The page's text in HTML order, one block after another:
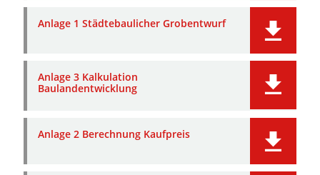
Anlage 1 Städtebaulicher Grobentwurf
Anlage 3 Kalkulation
Baulandentwicklung
Anlage 2 Berechnung Kaufpreis